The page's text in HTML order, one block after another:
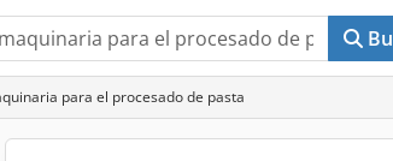
para el procesado de pasta